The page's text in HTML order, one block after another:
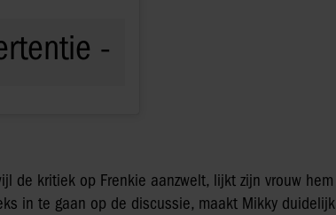
de kritiek op Frenkie aanzwelt, lijkt zijn vrouw hem
in te gaan op de discussie, maakt Mikky duidelijk